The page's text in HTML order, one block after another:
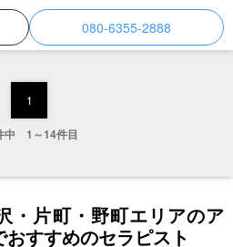
080-6355-2888
1
中 1～14件目
・片町・野町エリアのア
すすめのセラピスト